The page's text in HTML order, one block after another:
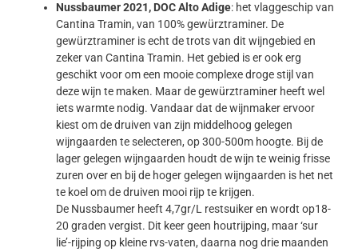
Nussbaumer 2021, DOC Alto Adige: het vlaggeschip van
Cantina Tramin, van 100% gewürztraminer. De
gewürztraminer is echt de trots van dit wijngebied en
zeker van Cantina Tramin. Het gebied is er ook erg
geschikt voor om een mooie complexe droge stijl van
deze wijn te maken. Maar de gewürztraminer heeft wel
iets warmte nodig. Vandaar dat de wijnmaker ervoor
kiest om de druiven van zijn middelhoog gelegen
wijngaarden te selecteren, op 300-500m hoogte. Bij de
lager gelegen wijngaarden houdt de wijn te weinig frisse
zuren over en bij de hoger gelegen wijngaarden is het net
te koel om de druiven mooi rijp te krijgen.
De Nussbaumer heeft 4,7gr/L restsuiker en wordt op18-
20 graden vergist. Dit keer geen houtrijping, maar ‘sur
lie’-rijping op kleine rvs-vaten, daarna nog drie maanden